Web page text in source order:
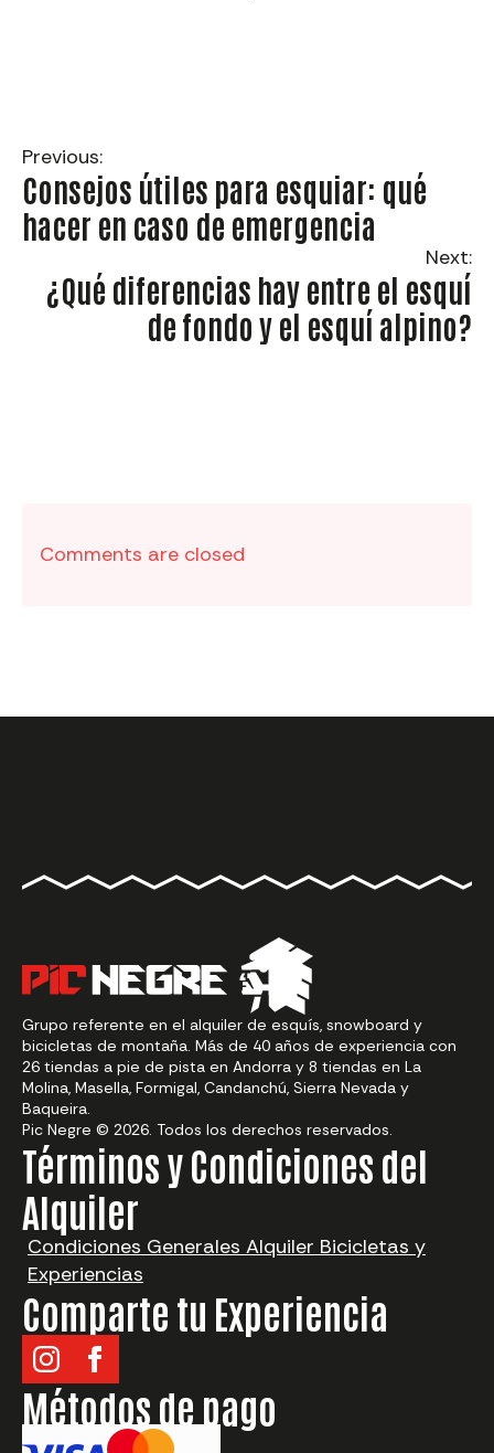
Previous:
Consejos útiles para esquiar: qué
hacer en caso de emergencia
Next:
¿Qué diferencias hay entre el esquí
de fondo y el esquí alpino?
Comments are closed
Grupo referente en el alquiler de esquís, snowboard y
bicicletas de montaña. Más de 40 años de experiencia con
26 tiendas a pie de pista en Andorra y 8 tiendas en La
Molina, Masella, Formigal, Candanchú, Sierra Nevada y
Baqueira.
Pic Negre © 2026. Todos los derechos reservados.
Términos y Condiciones del
Alquiler
Condiciones Generales Alquiler Bicicletas y
Experiencias
Comparte tu Experiencia
Métodos de pago